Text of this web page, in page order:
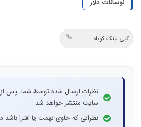
کپی لینک کوتاه
نظرات ارسال شده توسط شما، پس
سایت منتشر خواهد شد.
نظراتی که حاوی تهمت یا افترا